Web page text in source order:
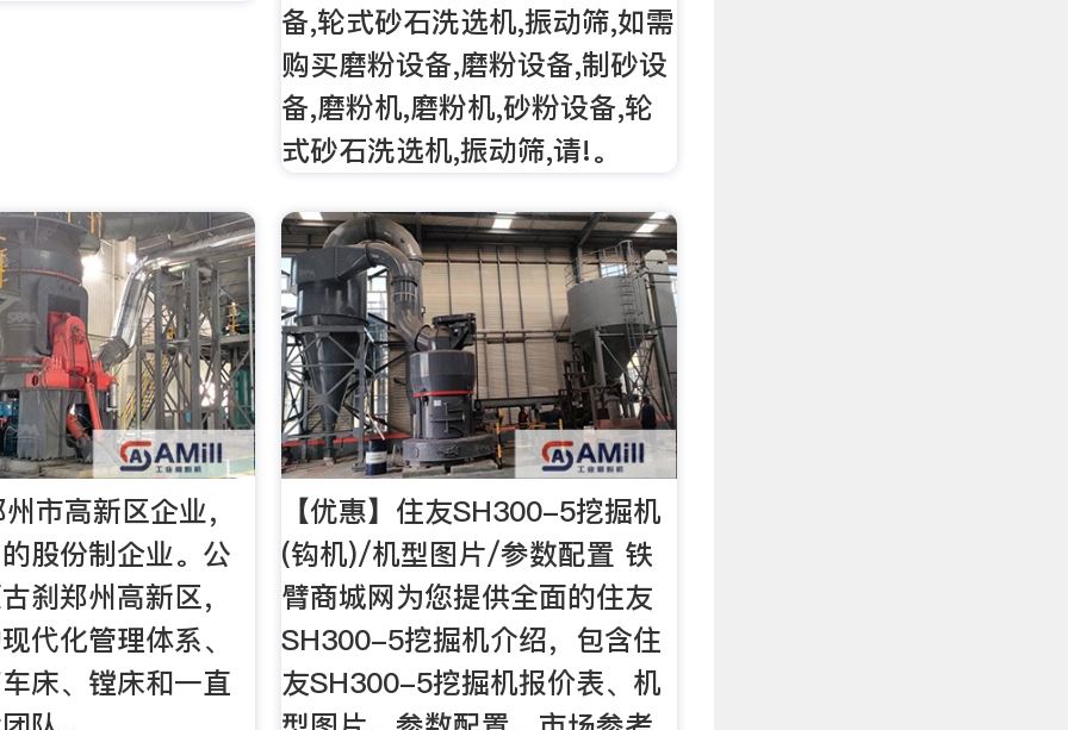
备,轮式砂石洗选机,振动筛,如需
购买磨粉设备,磨粉设备,制砂设
备,磨粉机,磨粉机,砂粉设备,轮
式砂石洗选机,振动筛,请!。
市高新区企业，
股份制企业。公
刹郑州高新区，
代化管理体系、
床、镗床和一直
【优惠】住友SH300-5挖掘机
(钩机)/机型图片/参数配置 铁
臂商城网为您提供全面的住友
SH300-5挖掘机介绍，包含住
友SH300-5挖掘机报价表、机